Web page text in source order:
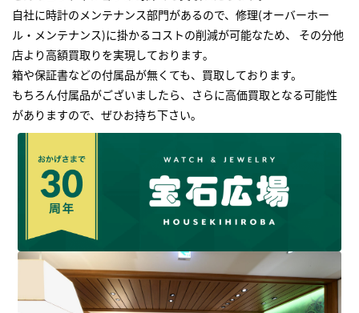
自社に時計のメンテナンス部門があるので、修理(オーバーホー
ル・メンテナンス)に掛かるコストの削減が可能なため、 その分他
店より高額買取りを実現しております｡
箱や保証書などの付属品が無くても、買取しております。
もちろん付属品がございましたら、さらに高価買取となる可能性
がありますので、ぜひお持ち下さい｡